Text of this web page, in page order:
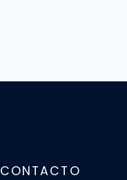
CONTACTO